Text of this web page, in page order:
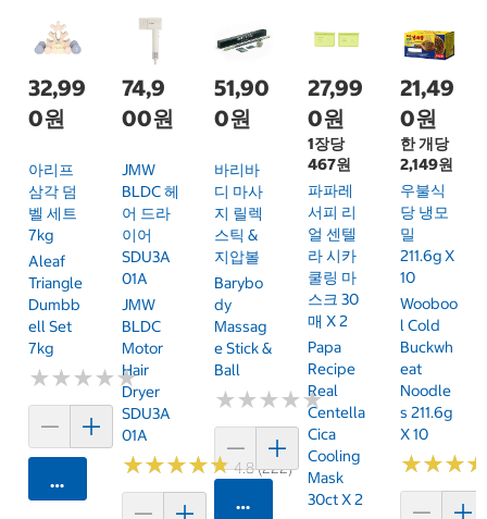
32,99
0원
아리프
삼각 덤
벨 세트
7kg
Aleaf
Triangle
Dumbb
Ell Set
7kg
★★★★★
★★★★★
카트에 담기
74,9
00원
JMW
BLDC 헤
어 드라
이어
SDU3A
01A
JMW
BLDC
Motor
Hair
Dryer
SDU3A
01A
★★★★★
★★★★★4.8 (222)
51,90
0원
바리바
디 마사
지 릴렉
스틱 &
지압볼
Barybo
Dy
Massag
E Stick &
Ball
★★★★★
★★★★★
카트에 담기
27,99
0원
1장당
467원
파파레
서피 리
얼 센텔
라 시카
쿨링 마
스크 30
매 X 2
Papa
Recipe
Real
Centella
Cica
Cooling
Mask
30ct X 2
21,49
0원
한 개당
2,149원
우불식
당 냉모
밀
211.6g X
10
Wooboo
L Cold
Buckwh
Eat
Noodle
S 211.6g
X 10
★★★
★★★